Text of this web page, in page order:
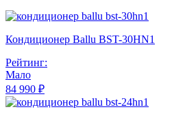
Кондиционер Ballu BST-30HN1
Рейтинг:
Мало
84 990 ₽